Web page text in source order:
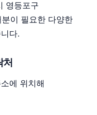
영등포구
이 필요한 다양한
다.
처
에 위치해